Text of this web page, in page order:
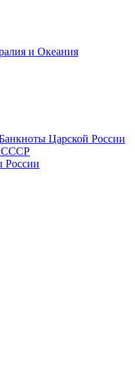
и Океания
Царской России
СССР
России